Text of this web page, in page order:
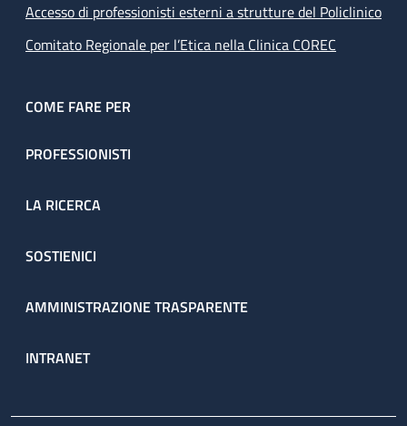
Accesso di professionisti esterni a strutture del Policlinico
Comitato Regionale per l’Etica nella Clinica COREC
COME FARE PER
PROFESSIONISTI
LA RICERCA
SOSTIENICI
AMMINISTRAZIONE TRASPARENTE
INTRANET